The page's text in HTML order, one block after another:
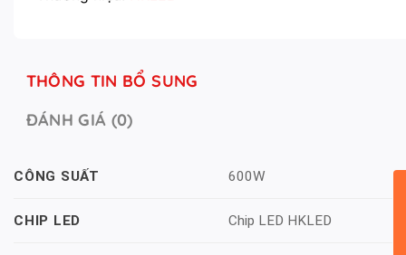
THÔNG TIN BỔ SUNG
ĐÁNH GIÁ (0)
CÔNG SUẤT 600W
CHIP LED Chip LED HKLED